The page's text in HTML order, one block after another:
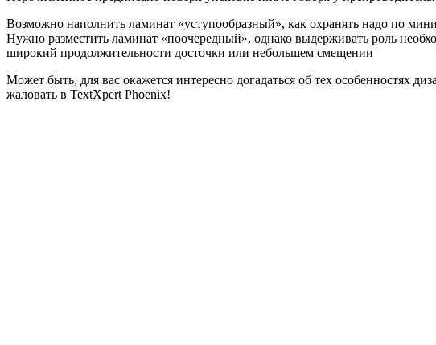
Возможно наполнить ламинат «уступообразный», как охранять надо по
Нужно разместить ламинат «поочередный», однако выдерживать роль
широкий продолжительности досточки или небольшем смещении
Может быть, для вас окажется интересно догадаться об тех особенностях
жаловать в TextXpert Phoenix!